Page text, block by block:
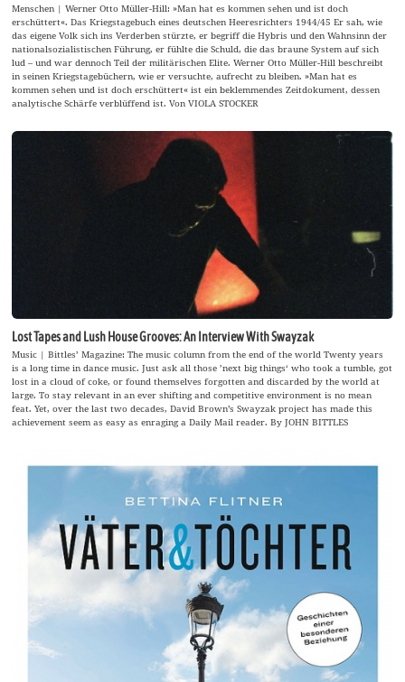
Menschen | Werner Otto Müller-Hill: »Man hat es kommen sehen und ist doch
erschüttert«. Das Kriegstagebuch eines deutschen Heeresrichters 1944/45 Er sah, wie
das eigene Volk sich ins Verderben stürzte, er begriff die Hybris und den Wahnsinn der
nationalsozialistischen Führung, er fühlte die Schuld, die das braune System auf sich
lud – und war dennoch Teil der militärischen Elite. Werner Otto Müller-Hill beschreibt
in seinen Kriegstagebüchern, wie er versuchte, aufrecht zu bleiben. »Man hat es
kommen sehen und ist doch erschüttert« ist ein beklemmendes Zeitdokument, dessen
analytische Schärfe verblüffend ist. Von VIOLA STOCKER
Lost Tapes and Lush House Grooves: An Interview With Swayzak
Music | Bittles’ Magazine: The music column from the end of the world Twenty years
is a long time in dance music. Just ask all those ’next big things‘ who took a tumble, got
lost in a cloud of coke, or found themselves forgotten and discarded by the world at
large. To stay relevant in an ever shifting and competitive environment is no mean
feat. Yet, over the last two decades, David Brown’s Swayzak project has made this
achievement seem as easy as enraging a Daily Mail reader. By JOHN BITTLES